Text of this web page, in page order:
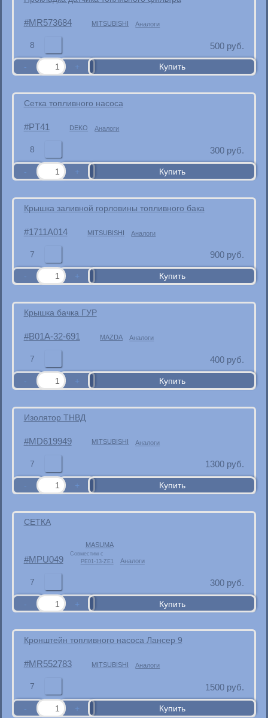
MR573684 MITSUBISHI Аналоги
8 500 руб.
Сетка топливного насоса
PT41 DEKO Аналоги
8 300 руб.
Крышка заливной горловины топливного бака
1711A014 MITSUBISHI Аналоги
7 900 руб.
Крышка бачка ГУР
B01A-32-691 MAZDA Аналоги
7 400 руб.
Изолятор ТНВД
MD619949 MITSUBISHI Аналоги
7 1300 руб.
СЕТКА
MPU049
MASUMA
Совместим с
PE01-13-ZE1
Аналоги
7 300 руб.
Кронштейн топливного насоса Лансер 9
MR552783 MITSUBISHI Аналоги
7 1500 руб.